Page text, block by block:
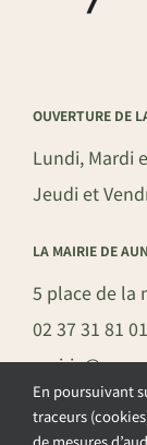
OUVERTURE DE
Lundi, Mardi
Jeudi et
LA MAIRIE DE
5 place de la
02 37 31 81 01
En poursuivant
traceurs